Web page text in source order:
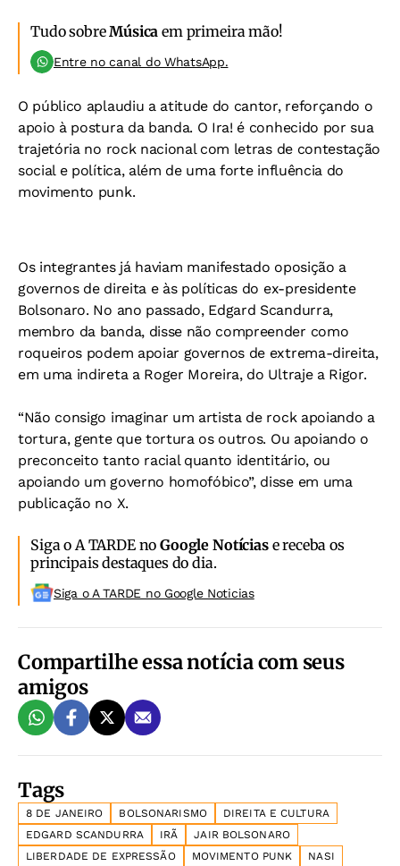
Tudo sobreMúsica em primeira mão!
Entre no canal do WhatsApp.
O público aplaudiu a atitude do cantor, reforçando o
apoio à postura da banda. O Ira! é conhecido por sua
trajetória no rock nacional com letras de contestação
social e política, além de uma forte influência do
movimento punk.
Os integrantes já haviam manifestado oposição a
governos de direita e às políticas do ex-presidente
Bolsonaro. No ano passado, Edgard Scandurra,
membro da banda, disse não compreender como
roqueiros podem apoiar governos de extrema-direita,
em uma indireta a Roger Moreira, do Ultraje a Rigor.
“Não consigo imaginar um artista de rock apoiando a
tortura, gente que tortura os outros. Ou apoiando o
preconceito tanto racial quanto identitário, ou
apoiando um governo homofóbico”, disse em uma
publicação no X.
Siga o A TARDE noGoogle Notíciase receba os
principais destaques do dia.
Siga o A TARDE no Google Noticias
Compartilhe essa notícia com seus
amigos
Tags
8 DE JANEIRO BOLSONARISMO
DIREITA E CULTURA
EDGARD SCANDURRA
IRÃ
JAIR BOLSONARO
LIBERDADE DE EXPRESSÃO
MOVIMENTO PUNK
NASI